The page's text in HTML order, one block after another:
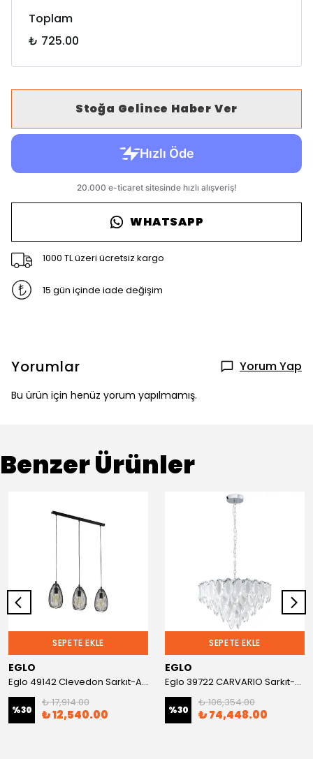
Toplam
₺ 725.00
Stoğa Gelince Haber Ver
WHATSAPP
1000 TL üzeri ücretsiz kargo
15 gün içinde iade değişim
Yorumlar Yorum Yap
Bu ürün için henüz yorum yapılmamış.
Benzer Ürünler
SEPETE EKLE
EGLO
Eglo 49142 Clevedon Sarkıt-Avize
%30
₺ 17,914.00
₺ 12,540.00
SEPETE EKLE
EGLO
Eglo 39722 CARVARIO Sarkıt-Avize
%30
₺ 106,354.00
₺ 74,448.00